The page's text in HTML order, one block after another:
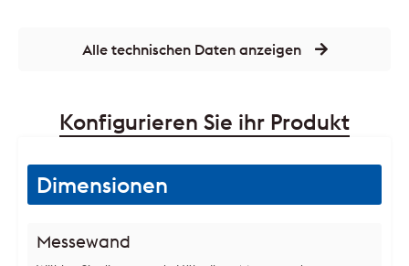
Alle technischen Daten anzeigen
Konfigurieren Sie ihr Produkt
Dimensionen
Messewand